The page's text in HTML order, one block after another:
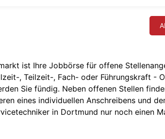
ist Ihre Jobbörse für offene
, Teilzeit-, Fach- oder Führungskraft -
Sie fündig. Neben offenen Stellen
eines individuellen Anschreibens und
in Dortmund nur noch einen